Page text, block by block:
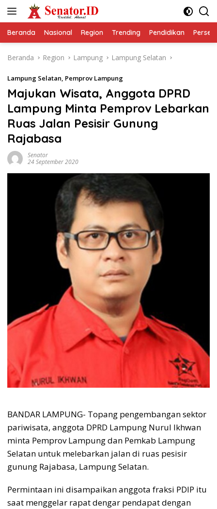
Beranda Nasional Region Trending Pendidikan
Beranda Region Lampung Lampung Selatan
Lampung Selatan, Pemprov Lampung
Majukan Wisata, Anggota DPRD
Lampung Minta Pemprov Lebarkan
Ruas Jalan Pesisir Gunung
Rajabasa
Senator
24 September 2020
BANDAR LAMPUNG- Topang pengembangan sektor
pariwisata, anggota DPRD Lampung Nurul Ikhwan
minta Pemprov Lampung dan Pemkab Lampung
Selatan untuk melebarkan jalan di ruas pesisir
gunung Rajabasa, Lampung Selatan.
Permintaan ini disampaikan anggota fraksi PDIP itu
saat menggelar rapat dengar pendapat dengan